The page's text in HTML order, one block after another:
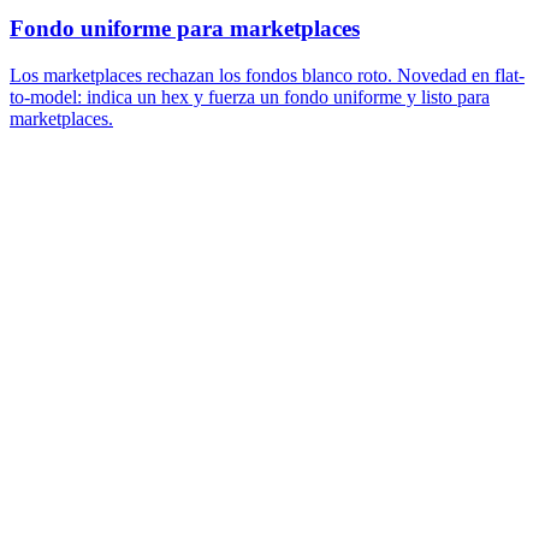
Fondo uniforme para marketplaces
Los marketplaces rechazan los fondos blanco roto. Novedad en flat-
to-model: indica un hex y fuerza un fondo uniforme y listo para
marketplaces.